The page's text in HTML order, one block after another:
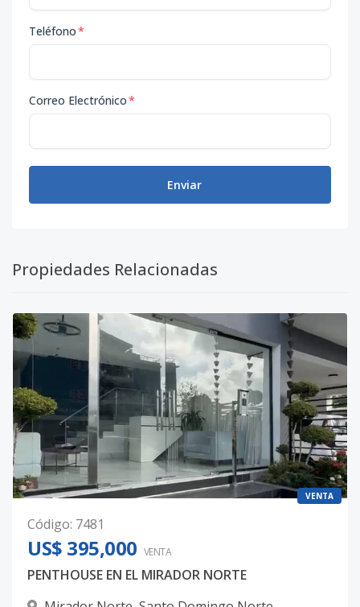
Teléfono*
Correo Electrónico*
Enviar
Propiedades Relacionadas
VENTA
Código: 7481
US$ 395,000 VENTA
PENTHOUSE EN EL MIRADOR NORTE